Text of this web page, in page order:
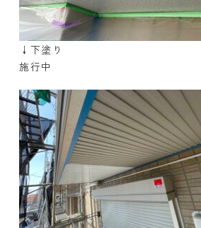
↓下塗り
施行中